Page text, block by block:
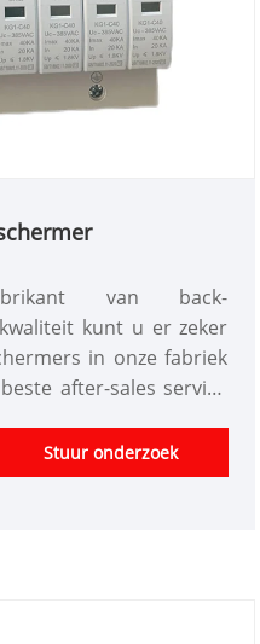
van back-
kunt u er zeker
in onze fabriek
after-sales service
biedt in het
SPD's worden
Stuur onderzoek